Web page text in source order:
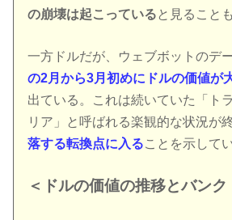
の崩壊は起こっている と見ること
一方ドルだが、ウェブボットのデ
の2月から3月初めにドルの価値が
出ている。これは続いていた「ト
リア」と呼ばれる楽観的な状況が
落する転換点に入ることを示して
＜ドルの価値の推移とバンク